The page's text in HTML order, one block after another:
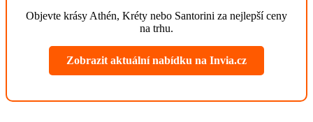
Objevte krásy Athén, Kréty nebo Santorini za nejlepší ceny
na trhu.
Zobrazit aktuální nabídku na Invia.cz